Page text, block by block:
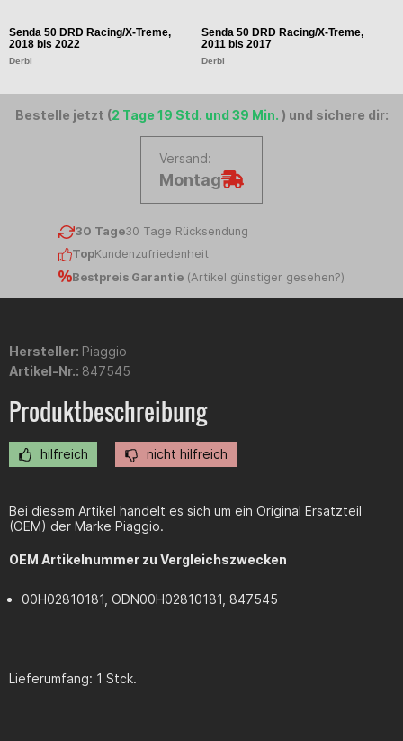
Senda 50 DRD Racing/X-Treme,
2018 bis 2022
Derbi
Senda 50 DRD Racing/X-Treme,
2011 bis 2017
Derbi
Bestelle jetzt (2 Tage 19 Std. und 39 Min. ) und sichere dir:
Versand:
Montag
30 Tage30 Tage Rücksendung
TopKundenzufriedenheit
Bestpreis Garantie (Artikel günstiger gesehen?)
Hersteller: Piaggio
Artikel-Nr.: 847545
Produktbeschreibung
hilfreich nicht hilfreich
Bei diesem Artikel handelt es sich um ein Original Ersatzteil
(OEM) der Marke Piaggio.
OEM Artikelnummer zu Vergleichszwecken
00H02810181, ODN00H02810181, 847545
Lieferumfang: 1 Stck.